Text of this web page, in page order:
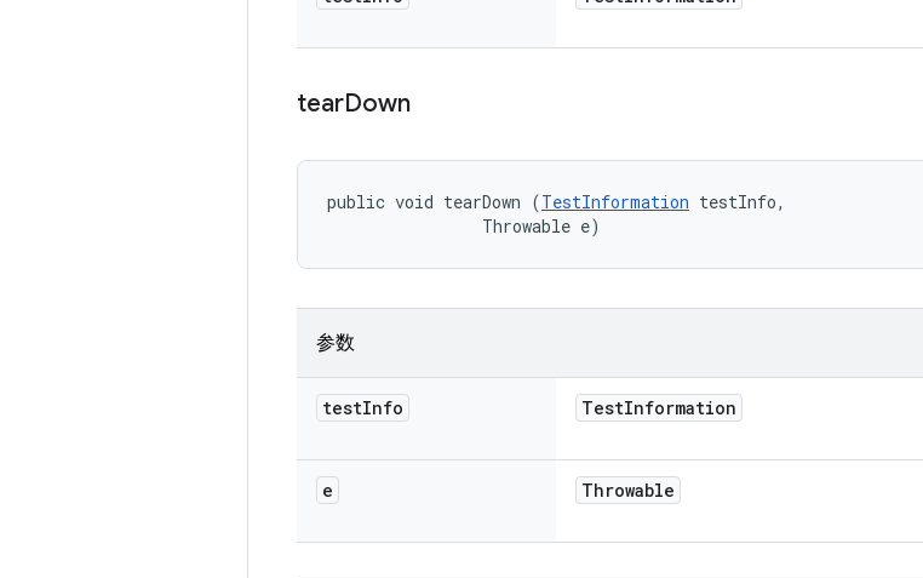
tearDown
public void tearDown (TestInformation testInfo,
                Throwable e)
参数
testInfo TestInformation
e Throwable